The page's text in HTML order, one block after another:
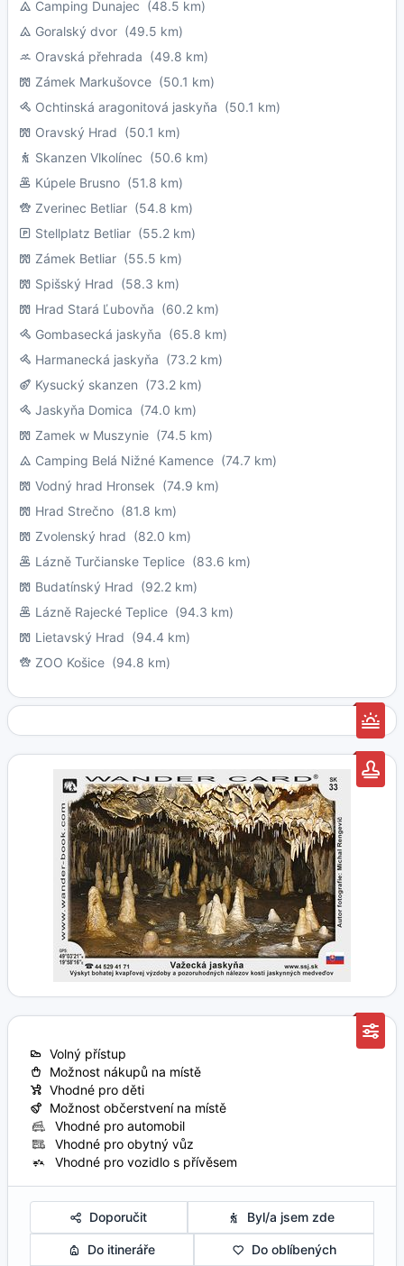
Camping Dunajec (48.5 km)
Goralský dvor (49.5 km)
Oravská přehrada (49.8 km)
Zámek Markušovce (50.1 km)
Ochtinská aragonitová jaskyňa (50.1 km)
Oravský Hrad (50.1 km)
Skanzen Vlkolínec (50.6 km)
Kúpele Brusno (51.8 km)
Zverinec Betliar (54.8 km)
Stellplatz Betliar (55.2 km)
Zámek Betliar (55.5 km)
Spišský Hrad (58.3 km)
Hrad Stará Ľubovňa (60.2 km)
Gombasecká jaskyňa (65.8 km)
Harmanecká jaskyňa (73.2 km)
Kysucký skanzen (73.2 km)
Jaskyňa Domica (74.0 km)
Zamek w Muszynie (74.5 km)
Camping Belá Nižné Kamence (74.7 km)
Vodný hrad Hronsek (74.9 km)
Hrad Strečno (81.8 km)
Zvolenský hrad (82.0 km)
Lázně Turčianske Teplice (83.6 km)
Budatínský Hrad (92.2 km)
Lázně Rajecké Teplice (94.3 km)
Lietavský Hrad (94.4 km)
ZOO Košice (94.8 km)
Volný přístup
Možnost nákupů na místě
Vhodné pro děti
Možnost občerstvení na místě
Vhodné pro automobil
Vhodné pro obytný vůz
Vhodné pro vozidlo s přívěsem
Doporučit Byl/a jsem zde
Do itineráře Do oblíbených